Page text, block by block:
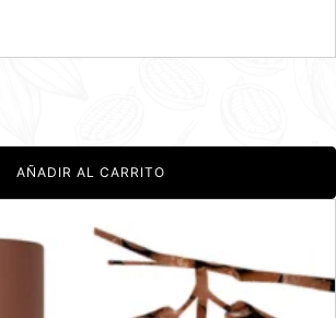
AÑADIR AL CARRITO